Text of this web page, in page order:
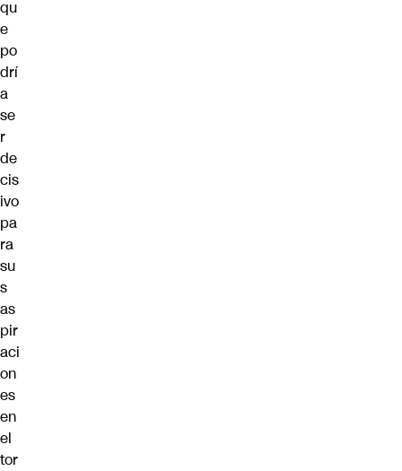
qu
e
po
drí
a
se
r
de
cis
ivo
pa
ra
su
s
as
pir
aci
on
es
en
el
tor